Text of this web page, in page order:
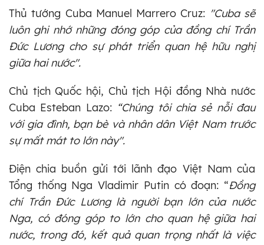
Thủ tướng Cuba Manuel Marrero Cruz: "Cuba sẽ
luôn ghi nhớ những đóng góp của đồng chí Trần
Đức Lương cho sự phát triển quan hệ hữu nghị
giữa hai nước".
Chủ tịch Quốc hội, Chủ tịch Hội đồng Nhà nước
Cuba Esteban Lazo: “Chúng tôi chia sẻ nỗi đau
với gia đình, bạn bè và nhân dân Việt Nam trước
sự mất mát to lớn này".
Điện chia buồn gửi tới lãnh đạo Việt Nam của
Tổng thống Nga Vladimir Putin có đoạn: “Đồng
chí Trần Đức Lương là người bạn lớn của nước
Nga, có đóng góp to lớn cho quan hệ giữa hai
nước, trong đó, kết quả quan trọng nhất là việc